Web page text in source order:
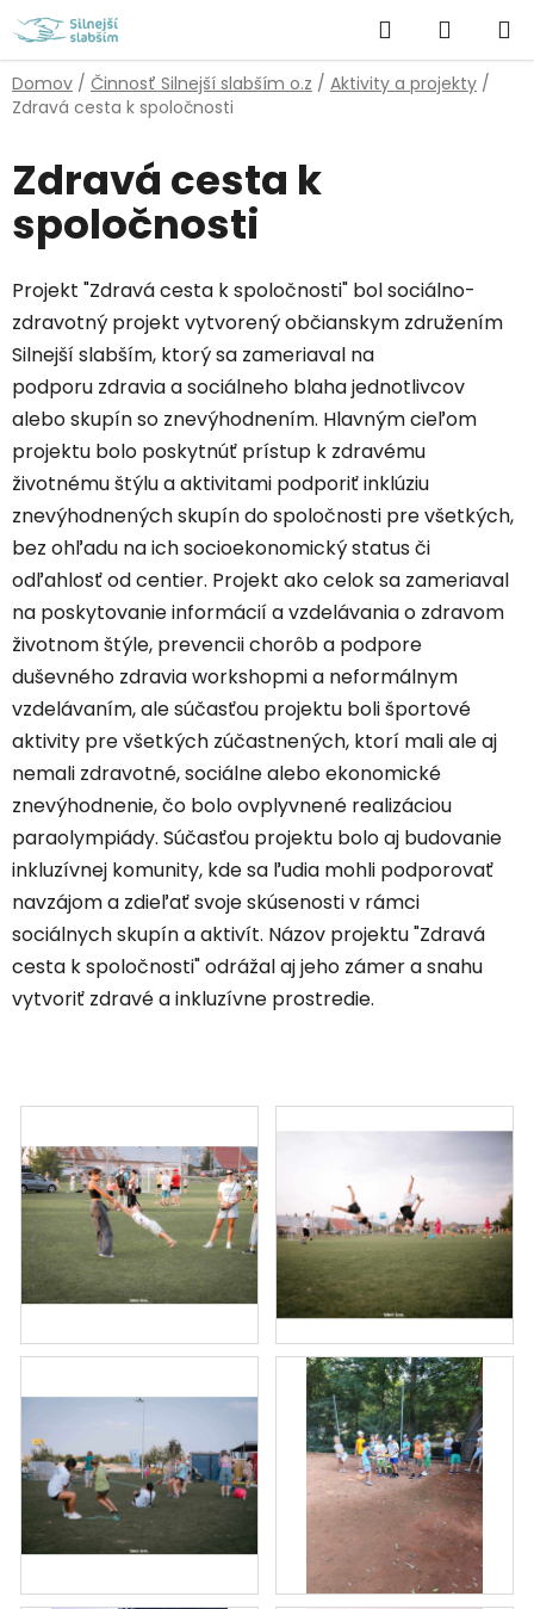
Prejsť
na
obsah
Hľadať
KOŠÍK
Domov / Činnosť Silnejší slabším o.z / Aktivity a projekty /
Zdravá cesta k spoločnosti
Zdravá cesta k
spoločnosti
Projekt "Zdravá cesta k spoločnosti" bol sociálno-
zdravotný projekt vytvorený občianskym združením
Silnejší slabším, ktorý sa zameriaval na
podporu zdravia a sociálneho blaha jednotlivcov
alebo skupín so znevýhodnením. Hlavným cieľom
projektu bolo poskytnúť prístup k zdravému
životnému štýlu a aktivitami podporiť inklúziu
znevýhodnených skupín do spoločnosti pre všetkých,
bez ohľadu na ich socioekonomický status či
odľahlosť od centier. Projekt ako celok sa zameriaval
na poskytovanie informácií a vzdelávania o zdravom
životnom štýle, prevencii chorôb a podpore
duševného zdravia workshopmi a neformálnym
vzdelávaním, ale súčasťou projektu boli športové
aktivity pre všetkých zúčastnených, ktorí mali ale aj
nemali zdravotné, sociálne alebo ekonomické
znevýhodnenie, čo bolo ovplyvnené realizáciou
paraolympiády. Súčasťou projektu bolo aj budovanie
inkluzívnej komunity, kde sa ľudia mohli podporovať
navzájom a zdieľať svoje skúsenosti v rámci
sociálnych skupín a aktivít. Názov projektu "Zdravá
cesta k spoločnosti" odrážal aj jeho zámer a snahu
vytvoriť zdravé a inkluzívne prostredie.